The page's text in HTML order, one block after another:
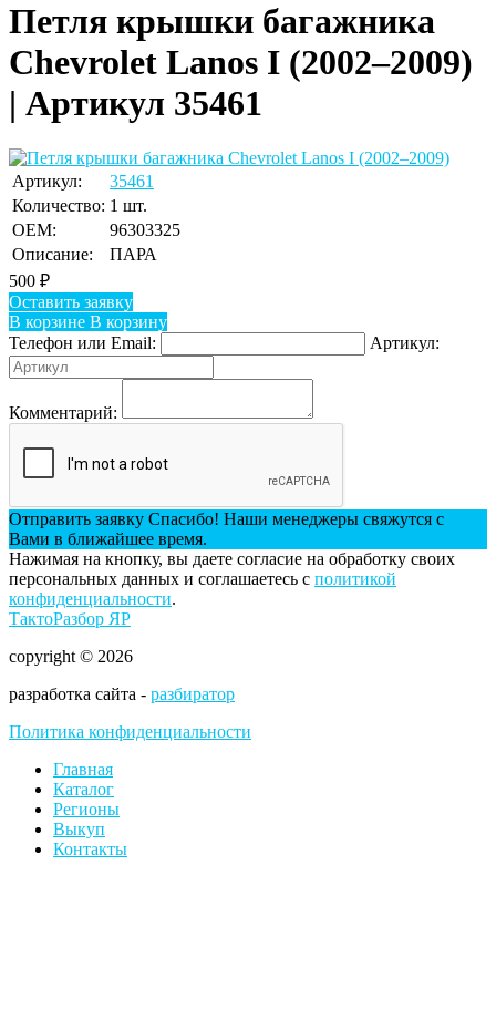
Петля крышки багажника
Chevrolet Lanos I (2002–2009)
| Артикул 35461
Артикул:
35461
Количество: 1 шт.
OEM:
96303325
Описание:
ПАРА
500 ₽
Оставить заявку
В корзине В корзину
Телефон или Email:
Артикул:
Комментарий:
Отправить заявку Спасибо! Наши менеджеры свяжутся с
Вами в ближайшее время.
Нажимая на кнопку, вы даете согласие на обработку своих
персональных данных и соглашаетесь с политикой
конфиденциальности.
ТактоРазбор ЯР
copyright © 2026
разработка сайта - разбиратор
Политика конфиденциальности
Главная
Каталог
Регионы
Выкуп
Контакты